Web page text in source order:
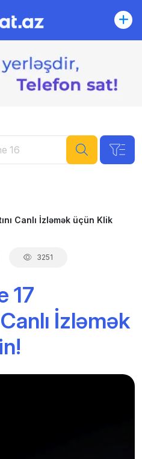
Canlı İzləmək üçün Klik
3251
17
İzləmək